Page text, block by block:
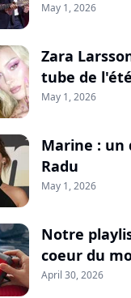
May 1, 2026
Zara
tube de
May 1, 2026
Marine : un
Radu
May 1, 2026
Notre
coeur du
April 30, 2026